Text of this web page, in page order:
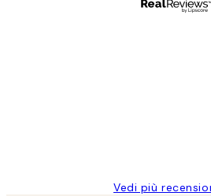
Vedi più